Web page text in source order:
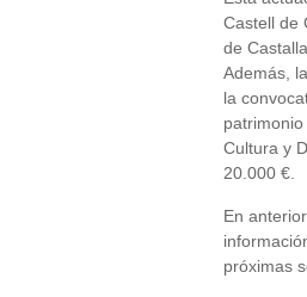
Castell de
de
Además,
la
Cultura y
20.000 €.
En
próximas